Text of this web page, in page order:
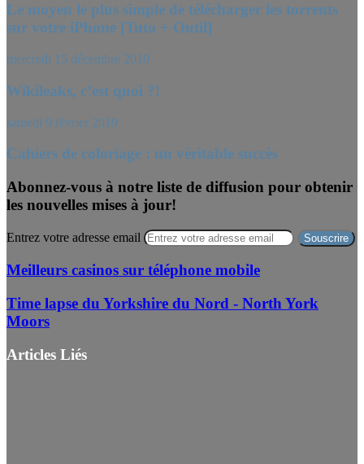
Le moyen le plus simple de télécharger les torrents
sur votre iPhone [Tuto + Outil]
mercredi 15 décembre 2010
Wikileaks, c’est quoi ?!
samedi 9 février 2019
Cahiers de coloriage : un véritable succès
Abonnez-vous à notre liste de diffusion pour obtenir
les nouvelles mises à jour!
Entrez votre adresse email
Meilleurs casinos sur téléphone mobile
Time lapse du Yorkshire du Nord - North York
Moors
Articles Liés